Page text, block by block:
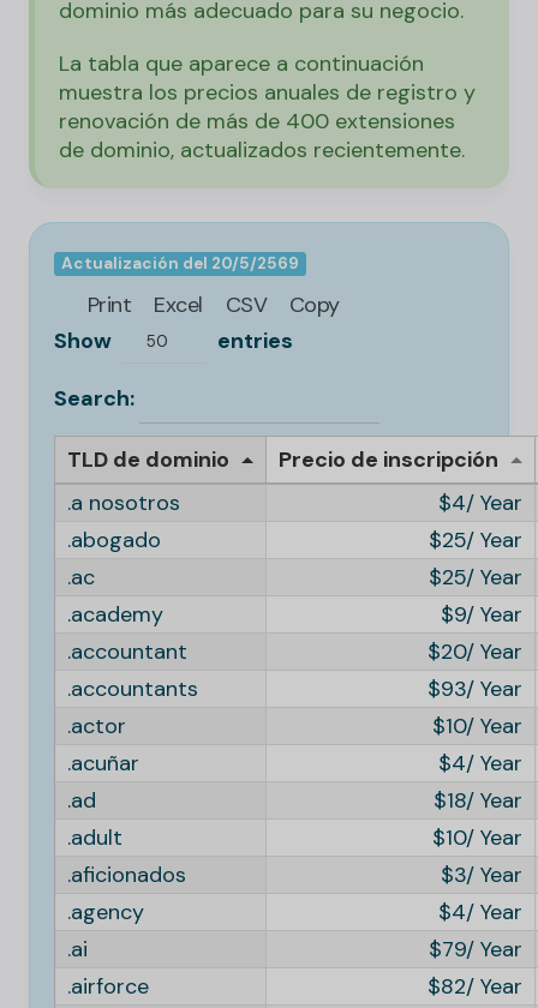
dominio más adecuado para su negocio.
La tabla que aparece a continuación
muestra los precios anuales de registro y
renovación de más de 400 extensiones
de dominio, actualizados recientemente.
Actualización del 20/5/2569
Print Excel CSV
Copy
Show
50
entries
Search:
TLD de dominio
Precio de inscripción
.a nosotros
4
.abogado
25
.ac
25
.academy
9
.accountant
20
.accountants
93
.actor
10
.acuñar
4
.ad
18
.adult
10
.aficionados
3
.agency
4
.ai
79
.airforce
82